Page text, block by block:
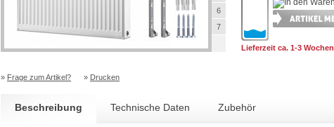
6
7
Lieferzeit ca. 1-3 Wochen
» Frage zum Artikel? » Drucken
Beschreibung Technische Daten Zubehör